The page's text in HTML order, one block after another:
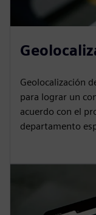
Geolocalización
para lograr un
acuerdo con el
departamento